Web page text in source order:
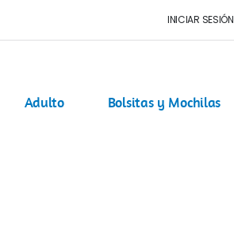
INICIAR SESIÓN
Adulto Bolsitas y Mochilas